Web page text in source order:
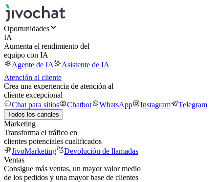
Oportunidades
IA
Aumenta el rendimiento del
equipo con IA
Agente de IA
Asistente de IA
Atención al cliente
Crea una experiencia de atención al
cliente excepcional
Chat para sitios
Chatbot WhatsApp Instagram Telegram
Todos los canales
Marketing
Transforma el tráfico en
clientes potenciales cualificados
JivoMarketing
Devolución de llamadas
Ventas
Consigue más ventas, un mayor valor medio
de los pedidos y una mayor base de clientes